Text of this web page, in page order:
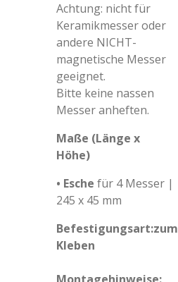
Achtung: nicht für
Keramikmesser oder
andere NICHT-
magnetische Messer
geeignet.
Bitte keine nassen
Messer anheften.
Maße (Länge x
Höhe)
• Esche für 4 Messer |
245 x 45 mm
Befestigungsart:zum
Kleben